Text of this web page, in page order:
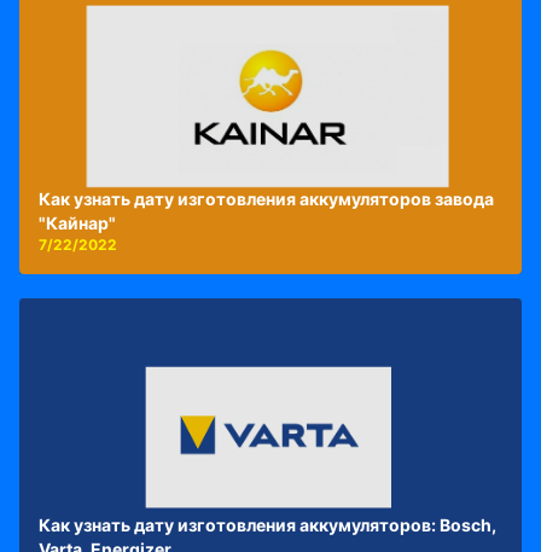
Как узнать дату изготовления аккумуляторов завода
"Кайнар"
7/22/2022
Как узнать дату изготовления аккумуляторов: Bosch,